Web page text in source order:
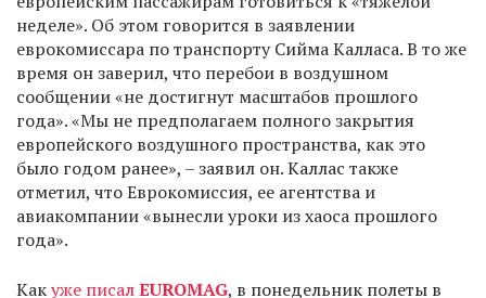
неделе». Об этом говорится в заявлении
еврокомиссара по транспорту Сийма Калласа. В то же
время он заверил, что перебои в воздушном
сообщении «не достигнут масштабов прошлого
года». «Мы не предполагаем полного закрытия
европейского воздушного пространства, как это
было годом ранее», – заявил он. Каллас также
отметил, что Еврокомиссия, ее агентства и
авиакомпании «вынесли уроки из хаоса прошлого
года».
Какуже писалEUROMAG, в понедельник полеты в